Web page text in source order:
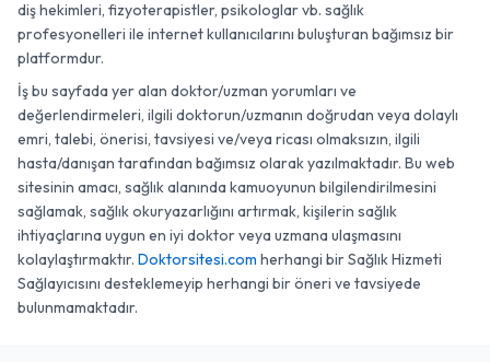
diş hekimleri, fizyoterapistler, psikologlar vb. sağlık
profesyonelleri ile internet kullanıcılarını buluşturan bağımsız bir
platformdur.
İş bu sayfada yer alan doktor/uzman yorumları ve
değerlendirmeleri, ilgili doktorun/uzmanın doğrudan veya dolaylı
emri, talebi, önerisi, tavsiyesi ve/veya ricası olmaksızın, ilgili
hasta/danışan tarafından bağımsız olarak yazılmaktadır. Bu web
sitesinin amacı, sağlık alanında kamuoyunun bilgilendirilmesini
sağlamak, sağlık okuryazarlığını artırmak, kişilerin sağlık
ihtiyaçlarına uygun en iyi doktor veya uzmana ulaşmasını
kolaylaştırmaktır. Doktorsitesi.com herhangi bir Sağlık Hizmeti
Sağlayıcısını desteklemeyip herhangi bir öneri ve tavsiyede
bulunmamaktadır.